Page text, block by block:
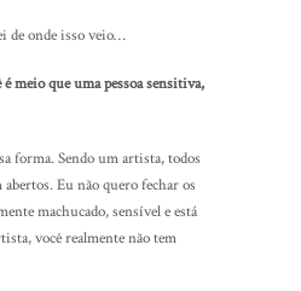
de onde isso veio…
meio que uma pessoa sensitiva,
forma. Sendo um artista, todos
abertos. Eu não quero fechar os
machucado, sensível e está
você realmente não tem